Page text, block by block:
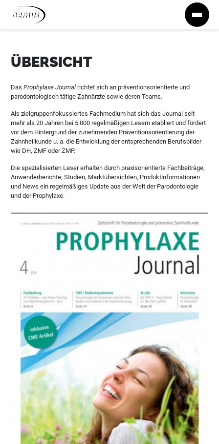
Zum Inhalt springen
ÜBERSICHT
DasProphylaxe Journal richtet sich an präventionsorientierte und
parodontologisch tätige Zahnärzte sowie deren Teams.
Als zielgruppenfokussiertes Fachmedium hat sich das Journal seit
mehr als 20 Jahren bei 5.000 regelmäßigen Lesern etabliert und fördert
vor dem Hintergrund der zunehmenden Präventionsorientierung der
Zahnheilkunde u. a. die Entwicklung der entsprechenden Berufsbilder
wie DH, ZMF oder ZMP.
Die spezialisierten Leser erhalten durch praxisorientierte Fachbeiträge,
Anwenderberichte, Studien, Marktübersichten, Produktinformationen
und News ein regelmäßiges Update aus der Welt der Parodontologie
und der Prophylaxe.